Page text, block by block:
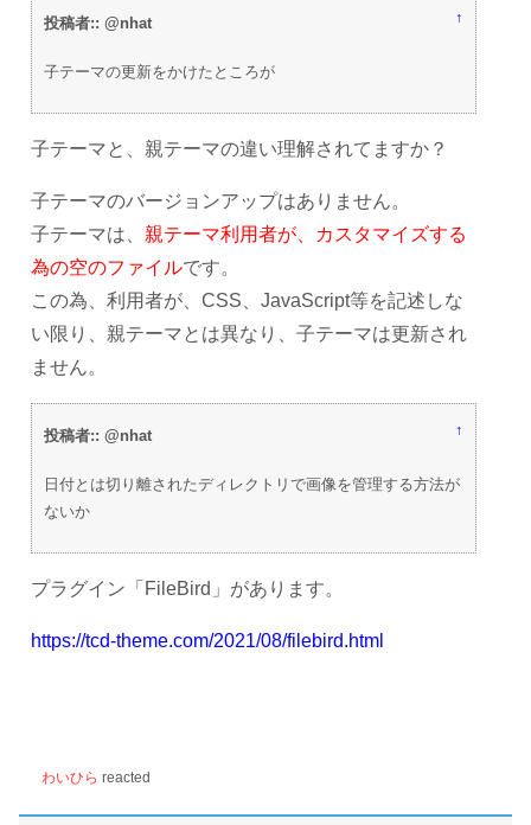
投稿者:: @nhat ↑
子テーマの更新をかけたところが
子テーマと、親テーマの違い理解されてますか？
子テーマのバージョンアップはありません。
子テーマは、 親テーマ利用者が、カスタマイズする
為の空のファイルです。
この為、利用者が、CSS、JavaScript等を記述しな
い限り、親テーマとは異なり、子テーマは更新され
ません。
投稿者:: @nhat ↑
日付とは切り離されたディレクトリで画像を管理する方法が
ないか
プラグイン「FileBird」があります。
https://tcd-theme.com/2021/08/filebird.html
わいひら reacted